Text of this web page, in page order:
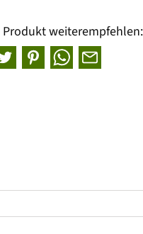
Produkt weiterempfehlen: